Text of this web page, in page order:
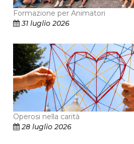
Formazione per Animatori
31 luglio 2026
Operosi nella carità
28 luglio 2026